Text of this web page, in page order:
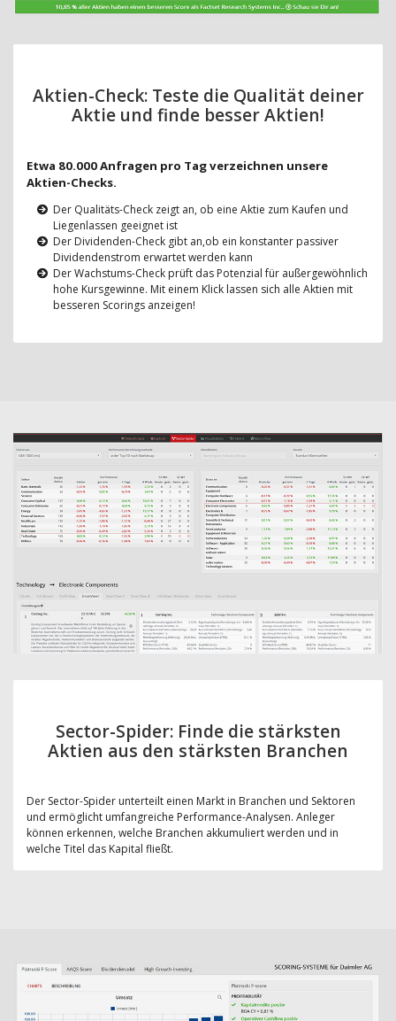
Aktien-Check: Teste die Qualität deiner
Aktie und finde besser Aktien!
Etwa 80.000 Anfragen pro Tag verzeichnen unsere
Aktien-Checks.
Der Qualitäts-Check zeigt an, ob eine Aktie zum Kaufen und
Liegenlassen geeignet ist
Der Dividenden-Check gibt an,ob ein konstanter passiver
Dividendenstrom erwartet werden kann
Der Wachstums-Check prüft das Potenzial für außergewöhnlich
hohe Kursgewinne. Mit einem Klick lassen sich alle Aktien mit
besseren Scorings anzeigen!
Sector-Spider: Finde die stärksten
Aktien aus den stärksten Branchen
Der Sector-Spider unterteilt einen Markt in Branchen und Sektoren
und ermöglicht umfangreiche Performance-Analysen. Anleger
können erkennen, welche Branchen akkumuliert werden und in
welche Titel das Kapital fließt.